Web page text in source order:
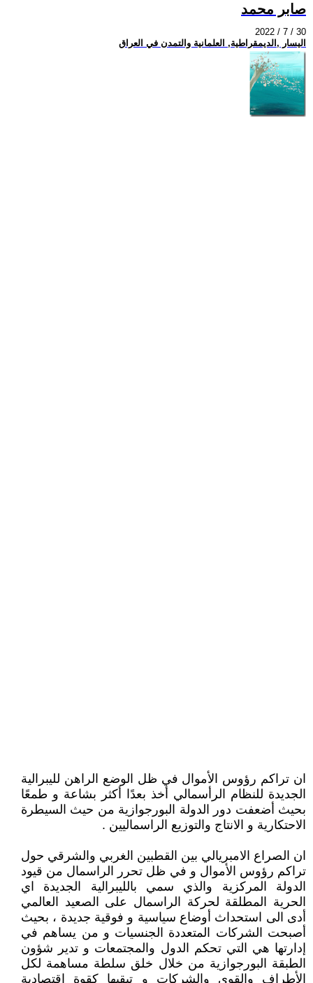
صابر محمد
2022 / 7 / 30
اليسار ,الديمقراطية, العلمانية والتمدن في العراق
ان تراكم رؤوس الأموال في ظل الوضع الراهن لليبرالية
الجديدة للنظام الرأسمالي أخذ بعدًا أكثر بشاعة و طمعًا
بحيث أضعفت دور الدولة البورجوازية من حيث السيطرة
الاحتكارية و الانتاج والتوزيع الراسماليين .
ان الصراع الامبريالي بين القطبين الغربي والشرقي حول
تراكم رؤوس الأموال و في ظل تحرر الراسمال من قيود
الدولة المركزية والذي سمي بالليبرالية الجديدة اي
الحرية المطلقة لحركة الراسمال على الصعيد العالمي
أدى الى استحداث أوضاع سياسية و فوقية جديدة ، بحيث
أصبحت الشركات المتعددة الجنسيات و من يساهم في
إدارتها هي التي تحكم الدول والمجتمعات و تدير شؤون
الطبقة البورجوازية من خلال خلق سلطة مساهمة لكل
الأطراف والقوى والشركات و تبقيها كقوة إقتصادية